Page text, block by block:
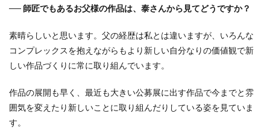
── 師匠でもあるお父様の作品は、泰さんから見てどうですか？
素晴らしいと思います。父の経歴は私とは違いますが、いろんな
コンプレックスを抱えながらもより新しい自分なりの価値観で新
しい作品づくりに常に取り組んでいます。
作品の展開も早く、最近も大きい公募展に出す作品で今までと雰
囲気を変えたり新しいことに取り組んだりしている姿を見ていま
す。